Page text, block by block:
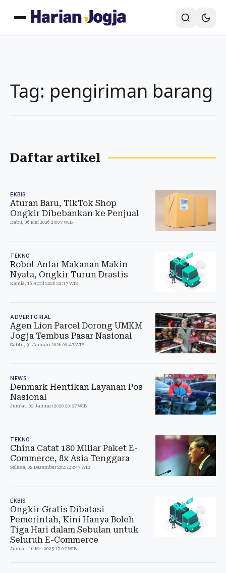
Tag: pengiriman barang
Daftar artikel
EKBIS
Aturan Baru, TikTok Shop
Ongkir Dibebankan ke Penjual
Rabu, 06 Mei 2026 23:07 WIB
TEKNO
Robot Antar Makanan Makin
Nyata, Ongkir Turun Drastis
Kamis, 16 April 2026 22:17 WIB
ADVERTORIAL
Agen Lion Parcel Dorong UMKM
Jogja Tembus Pasar Nasional
Sabtu, 31 Januari 2026 09:47 WIB
NEWS
Denmark Hentikan Layanan Pos
Nasional
Jum'at, 02 Januari 2026 20:37 WIB
TEKNO
China Catat 180 Miliar Paket E-
Commerce, 8x Asia Tenggara
Selasa, 02 Desember 2025 23:47 WIB
EKBIS
Ongkir Gratis Dibatasi
Pemerintah, Kini Hanya Boleh
Tiga Hari dalam Sebulan untuk
Seluruh E-Commerce
Jum'at, 16 Mei 2025 17:07 WIB